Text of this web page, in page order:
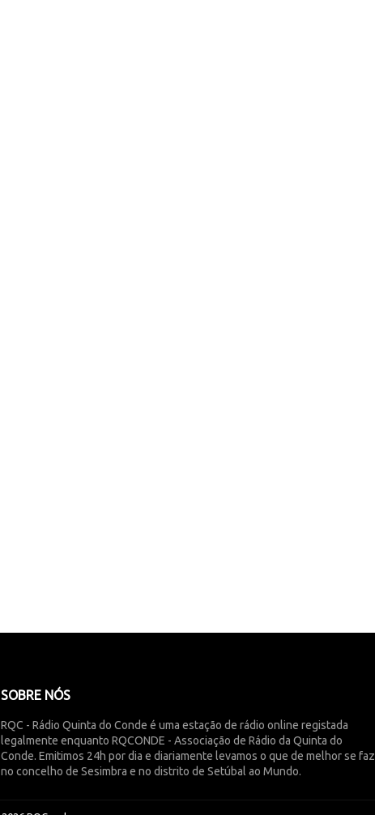
SOBRE NÓS
RQC - Rádio Quinta do Conde é uma estação de rádio online registada
legalmente enquanto RQCONDE - Associação de Rádio da Quinta do
Conde. Emitimos 24h por dia e diariamente levamos o que de melhor se faz
no concelho de Sesimbra e no distrito de Setúbal ao Mundo.